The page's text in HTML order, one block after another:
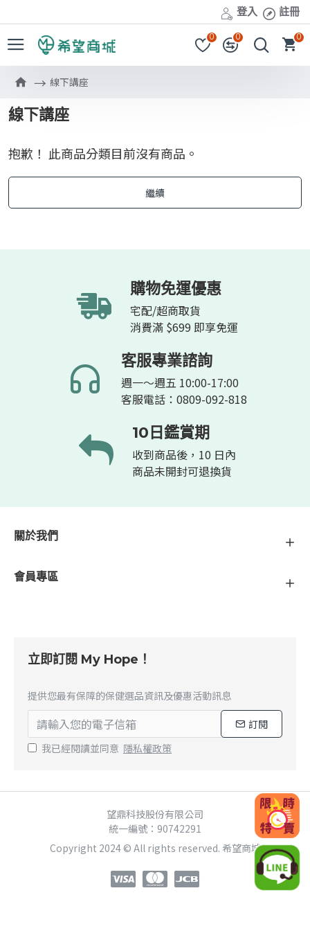
登入 註冊
0 0 0
線下講座
線下講座
抱歉！ 此商品分類目前沒有商品。
繼續
購物免運優惠
宅配/超商取貨
消費滿 $699 即享免運
客服專業諮詢
週一～週五 10:00-17:00
客服電話：0809-092-818
10日鑑賞期
收到商品後，10 日內
商品未開封可退換貨
關於我們
會員專區
立即訂閱 My Hope！
提供您最有保障的保健選品資訊及優惠活動訊息
訂閱
我已經閱讀並同意 隱私權政策
望鼎科技股份有限公司
統一編號：90742291
Copyright 2024 © All rights reserved. 希望商城